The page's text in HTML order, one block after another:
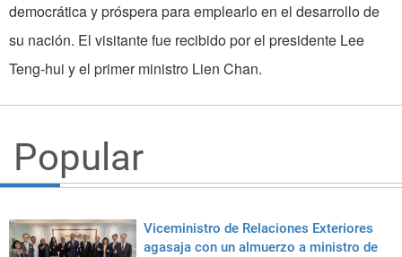
democrática y próspera para emplearlo en el desarrollo de
su nación. El visitante fue recibido por el presidente Lee
Teng-hui y el primer ministro Lien Chan.
Popular
Viceministro de Relaciones Exteriores
agasaja con un almuerzo a ministro de